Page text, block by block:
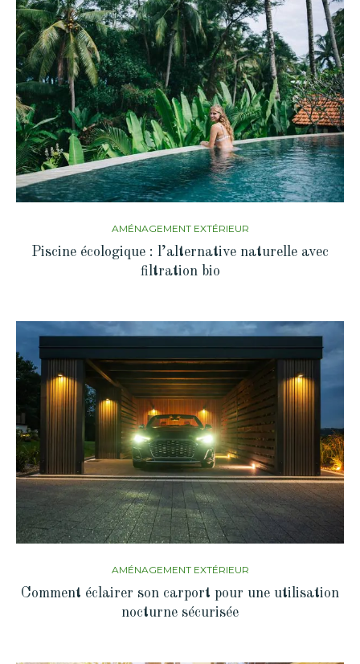
AMÉNAGEMENT EXTÉRIEUR
Piscine écologique : l’alternative naturelle avec
filtration bio
AMÉNAGEMENT EXTÉRIEUR
Comment éclairer son carport pour une utilisation
nocturne sécurisée